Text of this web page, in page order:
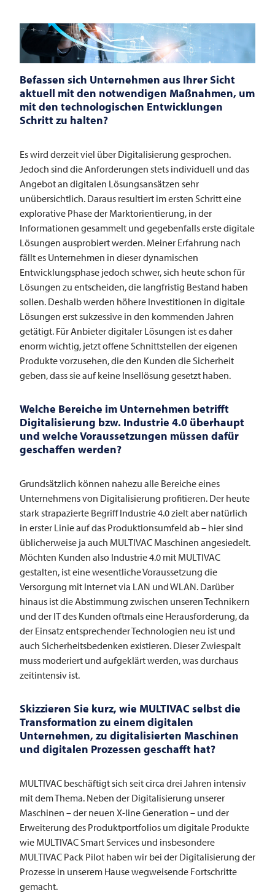
Befassen sich Unternehmen aus Ihrer Sicht
aktuell mit den notwendigen Maßnahmen, um
mit den technologischen Entwicklungen
Schritt zu halten?
Es wird derzeit viel über Digitalisierung gesprochen.
Jedoch sind die Anforderungen stets individuell und das
Angebot an digitalen Lösungsansätzen sehr
unübersichtlich. Daraus resultiert im ersten Schritt eine
explorative Phase der Marktorientierung, in der
Informationen gesammelt und gegebenfalls erste digitale
Lösungen ausprobiert werden. Meiner Erfahrung nach
fällt es Unternehmen in dieser dynamischen
Entwicklungsphase jedoch schwer, sich heute schon für
Lösungen zu entscheiden, die langfristig Bestand haben
sollen. Deshalb werden höhere Investitionen in digitale
Lösungen erst sukzessive in den kommenden Jahren
getätigt. Für Anbieter digitaler Lösungen ist es daher
enorm wichtig, jetzt offene Schnittstellen der eigenen
Produkte vorzusehen, die den Kunden die Sicherheit
geben, dass sie auf keine Insellösung gesetzt haben.
Welche Bereiche im Unternehmen betrifft
Digitalisierung bzw. Industrie 4.0 überhaupt
und welche Voraussetzungen müssen dafür
geschaffen werden?
Grundsätzlich können nahezu alle Bereiche eines
Unternehmens von Digitalisierung profitieren. Der heute
stark strapazierte Begriff Industrie 4.0 zielt aber natürlich
in erster Linie auf das Produktionsumfeld ab – hier sind
üblicherweise ja auch MULTIVAC Maschinen angesiedelt.
Möchten Kunden also Industrie 4.0 mit MULTIVAC
gestalten, ist eine wesentliche Voraussetzung die
Versorgung mit Internet via LAN und WLAN. Darüber
hinaus ist die Abstimmung zwischen unseren Technikern
und der IT des Kunden oftmals eine Herausforderung, da
der Einsatz entsprechender Technologien neu ist und
auch Sicherheitsbedenken existieren. Dieser Zwiespalt
muss moderiert und aufgeklärt werden, was durchaus
zeitintensiv ist.
Skizzieren Sie kurz, wie MULTIVAC selbst die
Transformation zu einem digitalen
Unternehmen, zu digitalisierten Maschinen
und digitalen Prozessen geschafft hat?
MULTIVAC beschäftigt sich seit circa drei Jahren intensiv
mit dem Thema. Neben der Digitalisierung unserer
Maschinen – der neuen X-line Generation – und der
Erweiterung des Produktportfolios um digitale Produkte
wie MULTIVAC Smart Services und insbesondere
MULTIVAC Pack Pilot haben wir bei der Digitalisierung der
Prozesse in unserem Hause wegweisende Fortschritte
gemacht.